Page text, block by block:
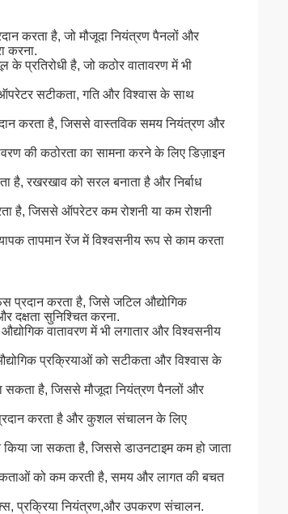
करता है, जो मौजूदा नियंत्रण पैनलों और
करना.
प्रतिरोधी है, जो कठोर वातावरण में भी
सटीकता, गति और विश्वास के साथ
करता है, जिससे वास्तविक समय नियंत्रण और
की कठोरता का सामना करने के लिए डिज़ाइन
है, रखरखाव को सरल बनाता है और निर्बाध
है, जिससे ऑपरेटर कम रोशनी या कम रोशनी
तापमान रेंज में विश्वसनीय रूप से काम करता
प्रदान करता है, जिसे जटिल औद्योगिक
दक्षता सुनिश्चित करना.
वातावरण में भी लगातार और विश्वसनीय
प्रक्रियाओं को सटीकता और विश्वास के
है, जिससे मौजूदा नियंत्रण पैनलों और
प्रदान करता है और कुशल संचालन के लिए
जा सकता है, जिससे डाउनटाइम कम हो जाता
को कम करती है, समय और लागत की बचत
प्रक्रिया नियंत्रण,और उपकरण संचालन.